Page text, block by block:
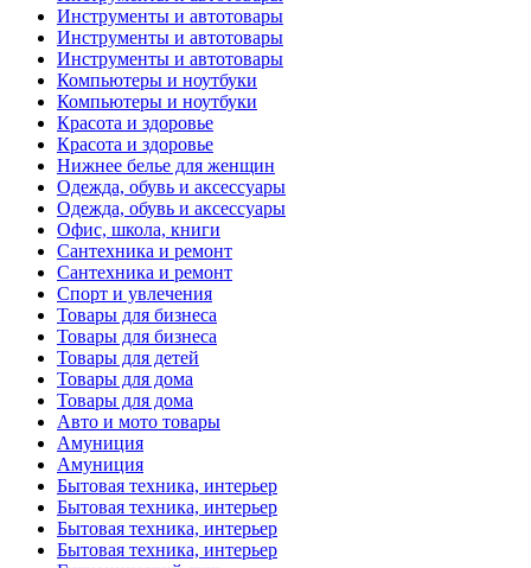
Инструменты и автотовары
Инструменты и автотовары
Инструменты и автотовары
Компьютеры и ноутбуки
Компьютеры и ноутбуки
Красота и здоровье
Красота и здоровье
Нижнее белье для женщин
Одежда, обувь и аксессуары
Одежда, обувь и аксессуары
Офис, школа, книги
Сантехника и ремонт
Сантехника и ремонт
Спорт и увлечения
Товары для бизнеса
Товары для бизнеса
Товары для детей
Товары для дома
Товары для дома
Авто и мото товары
Амуниция
Амуниция
Бытовая техника, интерьер
Бытовая техника, интерьер
Бытовая техника, интерьер
Бытовая техника, интерьер